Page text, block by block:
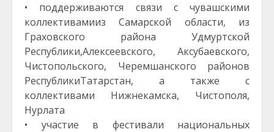
• поддерживаются связи с чувашскими
коллективамииз Самарской области, из
Граховского района Удмуртской
Республики,Алексеевского, Аксубаевского,
Чистопольского, Черемшанского районов
РеспубликиТатарстан, а также с
коллективами Нижнекамска, Чистополя,
Нурлата
• участие в фестивали национальных